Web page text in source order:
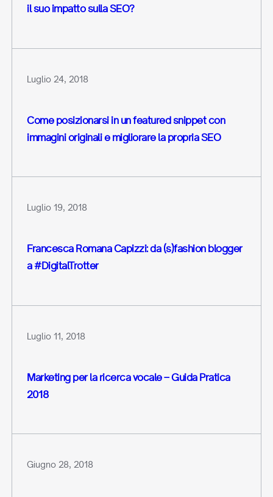
il suo impatto sulla SEO?
Luglio 24, 2018
Come posizionarsi in un featured snippet con
immagini originali e migliorare la propria SEO
Luglio 19, 2018
Francesca Romana Capizzi: da (s)fashion blogger
a #DigitalTrotter
Luglio 11, 2018
Marketing per la ricerca vocale – Guida Pratica
2018
Giugno 28, 2018